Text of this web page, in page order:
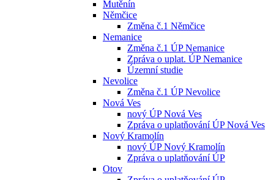
Mutěnín
Němčice
Změna č.1 Němčice
Nemanice
Změna č.1 ÚP Nemanice
Zpráva o uplat. ÚP Nemanice
Územní studie
Nevolice
Změna č.1 ÚP Nevolice
Nová Ves
nový ÚP Nová Ves
Zpráva o uplatňování ÚP Nová Ves
Nový Kramolín
nový ÚP Nový Kramolín
Zpráva o uplatňování ÚP
Otov